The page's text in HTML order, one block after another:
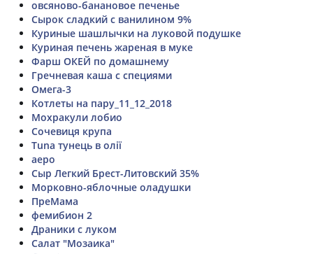
овсяново-банановое печенье
Сырок сладкий с ванилином 9%
Куриные шашлычки на луковой подушке
Куриная печень жареная в муке
Фарш ОКЕЙ по домашнему
Гречневая каша с специями
Омега-3
Котлеты на пару_11_12_2018
Мохракули лобио
Сочевиця крупа
Tuna тунець в олії
аеро
Сыр Легкий Брест-Литовский 35%
Морковно-яблочные оладушки
ПреМама
фемибион 2
Драники с луком
Салат "Мозаика"